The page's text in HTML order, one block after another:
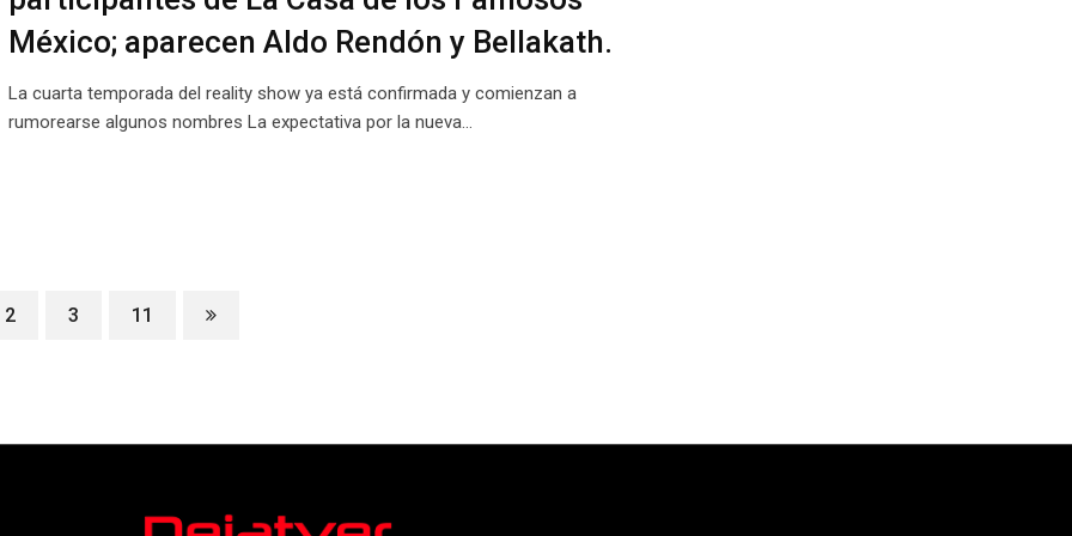
México; aparecen Aldo Rendón y Bellakath.
La cuarta temporada del reality show ya está confirmada y comienzan a
rumorearse algunos nombres La expectativa por la nueva…
2 3 11